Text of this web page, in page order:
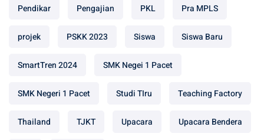
Pendikar Pengajian PKL Pra MPLS
projek PSKK 2023 Siswa Siswa Baru
SmartTren 2024 SMK Negei 1 Pacet
SMK Negeri 1 Pacet Studi TIru Teaching Factory
Thailand TJKT Upacara Upacara Bendera